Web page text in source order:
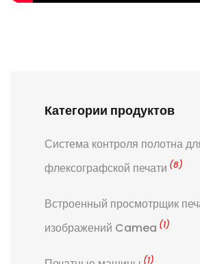
Категории продуктов
Система контроля полотна
флексографской печати (8)
Встроенный просмотрщик
изображений Camea (1)
(1)